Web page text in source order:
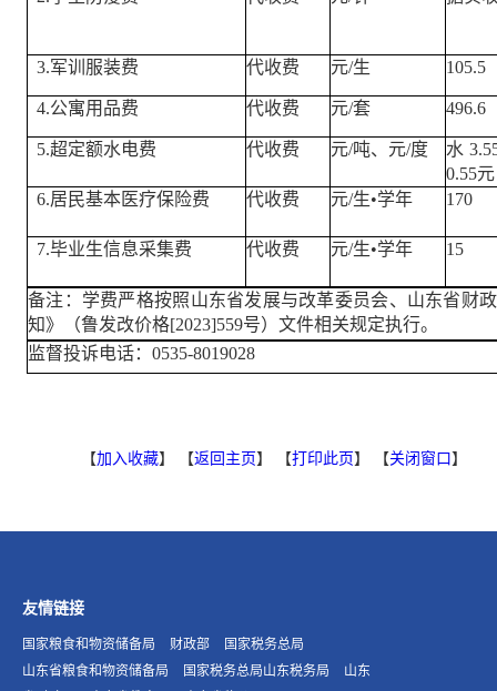
3.军训服装费 代收费 元/生 105.5
4.公寓用品费 代收费 元/套 496.6
5.超定额水电费 代收费 元/吨、元/度
水
0.55元
6.居民基本医疗保险费
代收费 元/生•学年 170
7.毕业生信息采集费 代收费 元/生•学年 15
备注：学费严格按照山东省发展与改革委员会、山东省财
知》（鲁发改价格[2023]559号）文件相关规定执行。
监督投诉电话：0535-8019028
【加入收藏】 【返回主页 】 【打印此页 】 【关闭窗口 】
友情链接
国家粮食和物资储备局 财政部
国家税务总局
山东省粮食和物资储备局
国家税务总局山东税务局
山东